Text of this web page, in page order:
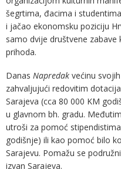
šegrtima, đacima i
i jačao ekonomsku poziciju
samo dvije društvene zabave
prihoda.
Danas Napredak većinu
zahvaljujući redovitim
Sarajeva (cca 80 000 KM
u glavnom bh. gradu.
utroši za pomoć
godišnje) ili kao pomoć bilo
Sarajevu. Pomažu se
izvan Sarajeva.